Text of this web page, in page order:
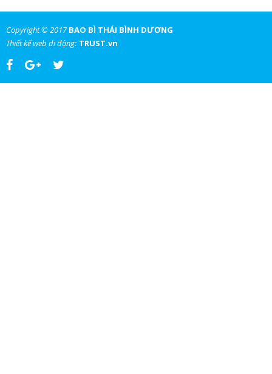
Copyright © 2017BAO BÌ THÁI BÌNH DƯƠNG
Thiết kế web di động: TRUST.vn